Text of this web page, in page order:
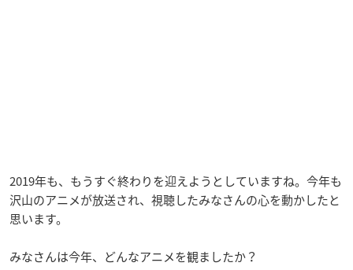
2019年も、もうすぐ終わりを迎えようとしていますね。今年も
沢山のアニメが放送され、視聴したみなさんの心を動かしたと
思います。
みなさんは今年、どんなアニメを観ましたか？